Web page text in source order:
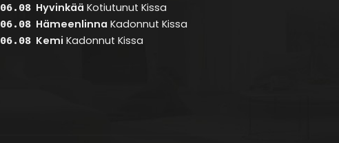
06.08 Hyvinkää Kotiutunut Kissa
06.08 Hämeenlinna Kadonnut Kissa
06.08 Kemi Kadonnut Kissa